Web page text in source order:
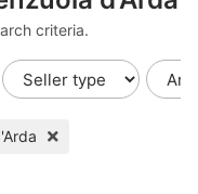
criteria.